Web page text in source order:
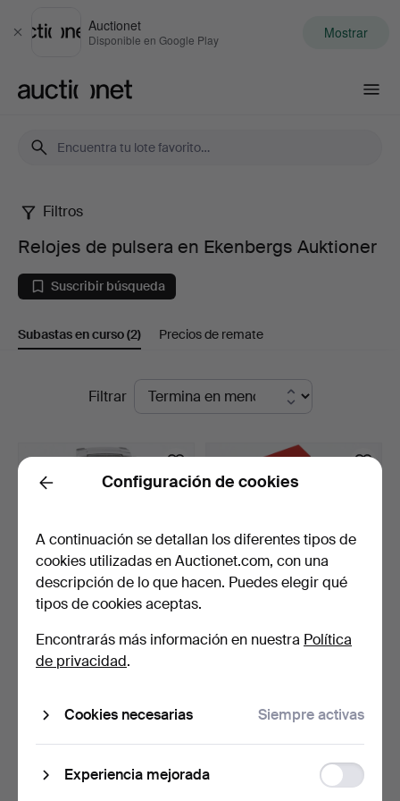
Cerrar
Auctionet
Disponible en Google Play Mostrar
Relojes
de
pulsera
en
Ekenbergs
Filtros
Relojes de pulsera en Ekenbergs Auktioner
Suscribir búsqueda
Subastas en curso(2) Precios de remate
Subastas
curso
Filtrar
RELOJ DE PULSERA, Rado
jubilé, cuarzo.
59 USD
RELOJ DE PULSERA PARA
85 USD
Back Configuración de cookies
A continuación se detallan los diferentes tipos de
cookies utilizadas en Auctionet.com, con una
descripción de lo que hacen. Puedes elegir qué
tipos de cookies aceptas.
Encontrarás más información en nuestra Política
de privacidad.
Cookies necesarias Siempre activas
Experiencia mejorada
storage